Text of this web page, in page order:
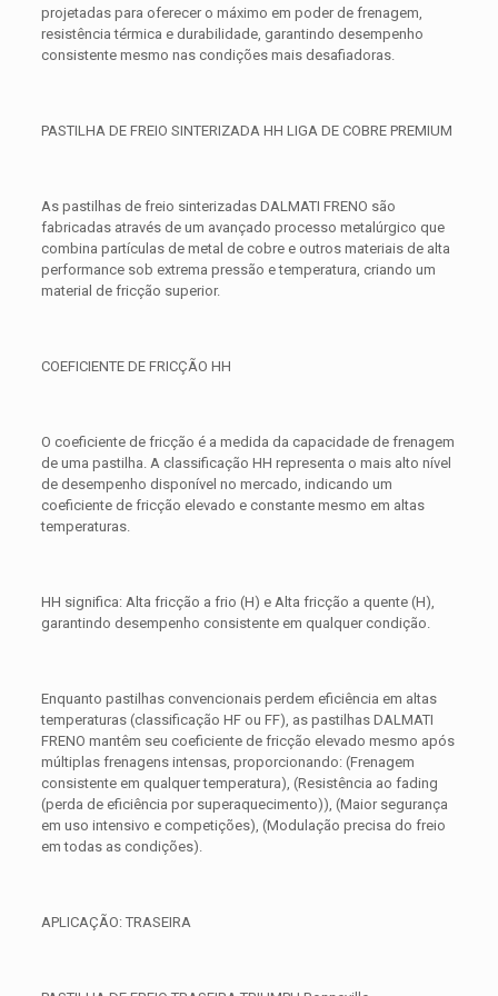
projetadas para oferecer o máximo em poder de frenagem,
resistência térmica e durabilidade, garantindo desempenho
consistente mesmo nas condições mais desafiadoras.
PASTILHA DE FREIO SINTERIZADA HH LIGA DE COBRE PREMIUM
As pastilhas de freio sinterizadas DALMATI FRENO são
fabricadas através de um avançado processo metalúrgico que
combina partículas de metal de cobre e outros materiais de alta
performance sob extrema pressão e temperatura, criando um
material de fricção superior.
COEFICIENTE DE FRICÇÃO HH
O coeficiente de fricção é a medida da capacidade de frenagem
de uma pastilha. A classificação HH representa o mais alto nível
de desempenho disponível no mercado, indicando um
coeficiente de fricção elevado e constante mesmo em altas
temperaturas.
HH significa: Alta fricção a frio (H) e Alta fricção a quente (H),
garantindo desempenho consistente em qualquer condição.
Enquanto pastilhas convencionais perdem eficiência em altas
temperaturas (classificação HF ou FF), as pastilhas DALMATI
FRENO mantêm seu coeficiente de fricção elevado mesmo após
múltiplas frenagens intensas, proporcionando: (Frenagem
consistente em qualquer temperatura), (Resistência ao fading
(perda de eficiência por superaquecimento)), (Maior segurança
em uso intensivo e competições), (Modulação precisa do freio
em todas as condições).
APLICAÇÃO: TRASEIRA